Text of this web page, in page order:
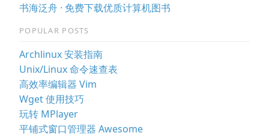
书海泛舟 · 免费下载优质计算机图书
POPULAR POSTS
Archlinux 安装指南
Unix/Linux 命令速查表
高效率编辑器 Vim
Wget 使用技巧
玩转 MPlayer
平铺式窗口管理器 Awesome